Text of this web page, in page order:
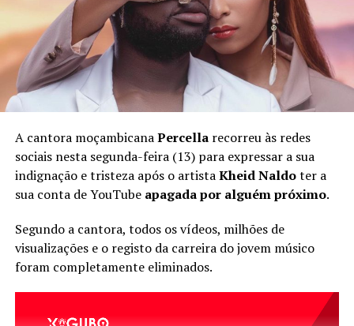
A cantora moçambicanaPercellarecorreu às redes
sociais nesta segunda-feira (13) para expressar a sua
indignação e tristeza após o artistaKheid Naldoter a
sua conta de YouTube apagada por alguém próximo.
Segundo a cantora, todos os vídeos, milhões de
visualizações e o registo da carreira do jovem músico
foram completamente eliminados.